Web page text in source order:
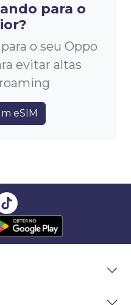
para o
o seu Oppo
evitar altas
eSIM